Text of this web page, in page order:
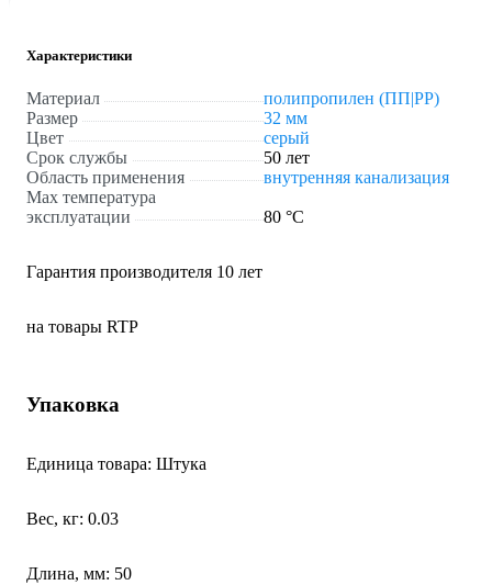
Характеристики
Материал
полипропилен (ПП|PP)
Размер
32 мм
Цвет
серый
Срок службы
50 лет
Область применения
внутренняя канализация
Max температура
эксплуатации
80 °С
Гарантия производителя 10 лет
на товары RTP
Упаковка
Единица товара: Штука
Вес, кг: 0.03
Длина, мм: 50